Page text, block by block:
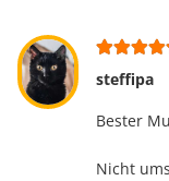
steffipa
Bester
Nicht